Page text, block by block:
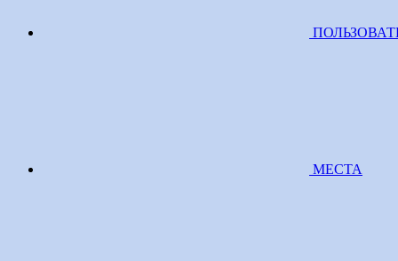
МЕСТА